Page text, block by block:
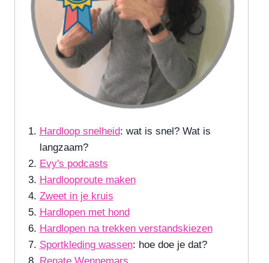
Hardloop snelheid: wat is snel? Wat is
langzaam?
Evy's podcasts
Hardlooproute maken
Zweet in je kruis
Hardlopen met hond
Hardlopen na trekken verstandskiezen
Sportkleding wassen: hoe doe je dat?